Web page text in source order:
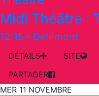
Midi Théâtre :
12:15 - Delémont
DÉTAILS SITE
PARTAGER
MER 11 NOVEMBRE